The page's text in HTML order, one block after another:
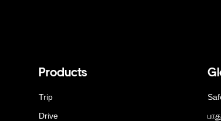
Products
Trip
Drive